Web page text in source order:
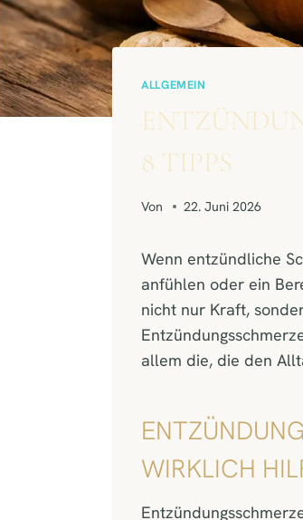
ALLGEMEIN
8 TIPPS
Von 22. Juni 2026
Wenn entzündliche
anfühlen oder ein
nicht nur Kraft,
allem die, die den
WIRKLICH